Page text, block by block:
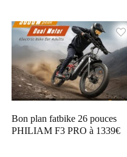
Bon plan fatbike 26 pouces
PHILIAM F3 PRO à 1339€